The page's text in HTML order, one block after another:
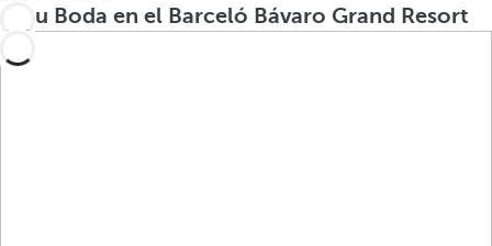
Su Boda en el Barceló Bávaro Grand Resort